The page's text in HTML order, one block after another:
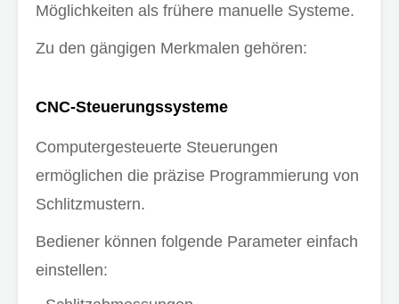
Möglichkeiten als frühere manuelle Systeme.
Zu den gängigen Merkmalen gehören:
CNC-Steuerungssysteme
Computergesteuerte Steuerungen
ermöglichen die präzise Programmierung von
Schlitzmustern.
Bediener können folgende Parameter einfach
einstellen: